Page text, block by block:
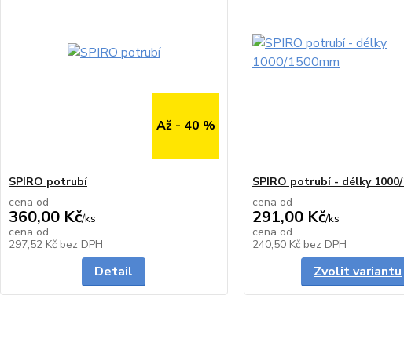
Až - 40 %
SPIRO potrubí
cena od
360,00 Kč/ks
cena od
297,52 Kč bez DPH
Detail
SPIRO potrubí - délky 1000/
cena od
291,00 Kč/ks
cena od
240,50 Kč bez DPH
Zvolit variantu